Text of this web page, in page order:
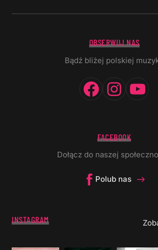
OBSERWUJ NAS
Bądź bliżej polskiej
FACEBOOK
Dołącz do naszej
Polub nas
INSTAGRAM